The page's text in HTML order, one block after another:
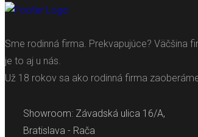
Sme rodinná firma. Prekvapujúce? Väčšina
je to aj u nás.
Už 18 rokov sa ako rodinná firma
Showroom: Závadská ulica 16/A,
Bratislava - Rača